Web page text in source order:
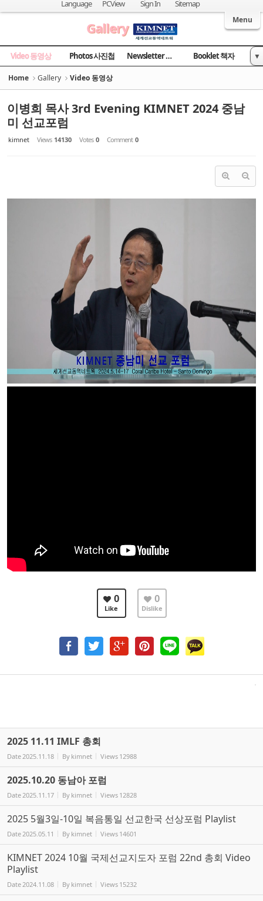
Welcome to Kingdom Inter-Missions Network
Language PCView Sign In Sitemap
Menu
Gallery
Video 동영상 Photos 사진첩 Newsletter 소식지 Booklet 책자
News 국민일보
▼
Home Gallery Video 동영상
이병희 목사 3rd Evening KIMNET 2024 중남
미 선교포럼
kimnet Views 14130 Votes 0 Comment 0
0
Like
0
Dislike
2025 11.11 IMLF 총회
Date2025.11.18 By kimnet Views 12988
2025.10.20 동남아 포럼
Date2025.11.17 By kimnet Views 12828
2025 5월3일-10일 복음통일 선교한국 선상포럼 Playlist
Date2025.05.11 By kimnet Views 14601
KIMNET 2024 10월 국제선교지도자 포럼 22nd 총회 Video
Playlist
Date2024.11.08 By kimnet Views 15232